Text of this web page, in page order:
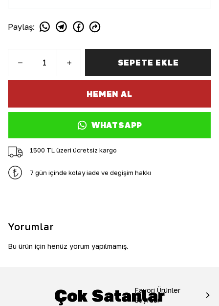
Paylaş:
SEPETE EKLE
HEMEN AL
WHATSAPP
1500 TL üzeri ücretsiz kargo
7 gün içinde kolay iade ve değişim hakkı
Yorumlar
Bu ürün için henüz yorum yapılmamış.
Çok Satanlar
Favori Ürünler
Sayfası